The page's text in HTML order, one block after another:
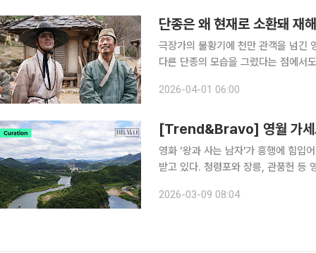
단종은 왜 현재로 소환돼 재
극장가의 불황기에 천만 관객을 넘긴
다른 단종의 모습을 그렸다는 점에서
종의 비극은 대중에게 익숙하다. 이미
2026-04-01 06:00
[Trend&Bravo] 영월 가세
영화 ‘왕과 사는 남자'가 흥행에 힘입
받고 있다. 청령포와 장릉, 관풍헌 등
보낸 곳으로, 강과 절벽이 어우러진 험
2026-03-09 08:04